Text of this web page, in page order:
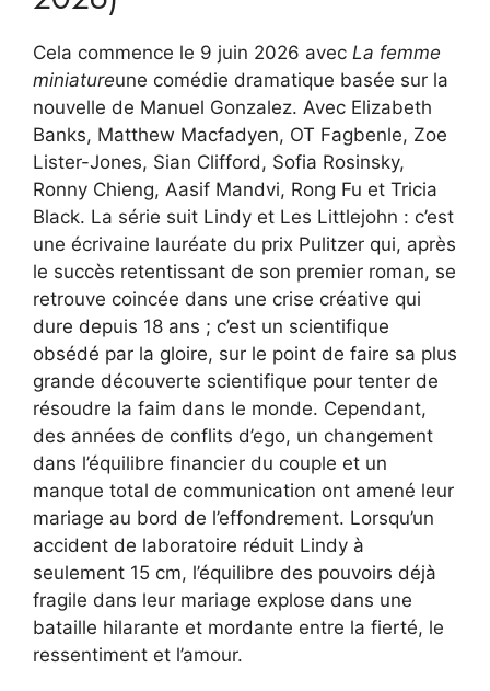
Cela commence le 9 juin 2026 avec La femme
miniatureune comédie dramatique basée sur la
nouvelle de Manuel Gonzalez. Avec Elizabeth
Banks, Matthew Macfadyen, OT Fagbenle, Zoe
Lister-Jones, Sian Clifford, Sofia Rosinsky,
Ronny Chieng, Aasif Mandvi, Rong Fu et Tricia
Black. La série suit Lindy et Les Littlejohn : c’est
une écrivaine lauréate du prix Pulitzer qui, après
le succès retentissant de son premier roman, se
retrouve coincée dans une crise créative qui
dure depuis 18 ans ; c’est un scientifique
obsédé par la gloire, sur le point de faire sa plus
grande découverte scientifique pour tenter de
résoudre la faim dans le monde. Cependant,
des années de conflits d’ego, un changement
dans l’équilibre financier du couple et un
manque total de communication ont amené leur
mariage au bord de l’effondrement. Lorsqu’un
accident de laboratoire réduit Lindy à
seulement 15 cm, l’équilibre des pouvoirs déjà
fragile dans leur mariage explose dans une
bataille hilarante et mordante entre la fierté, le
ressentiment et l’amour.